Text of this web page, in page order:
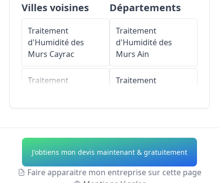
Villes voisines
Traitement
d'Humidité des
Murs Cayrac
Traitement
Traitement
d'Humidité des
Murs Mirabel
Traitement
Départements
Traitement
d'Humidité des
Murs Ain
Traitement
Traitement
d'Humidité des
Murs Allier
Traitement
J'obtiens mon devis maintenant & gratuitement
Faire apparaitre mon entreprise sur cette page